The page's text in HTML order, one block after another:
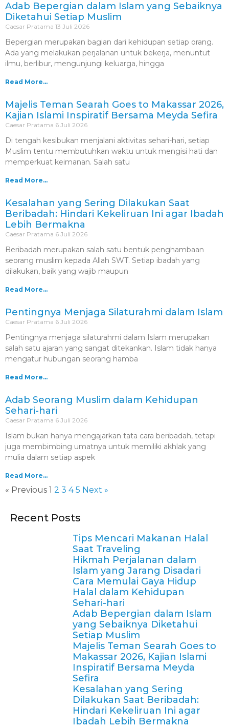
Adab Bepergian dalam Islam yang Sebaiknya
Diketahui Setiap Muslim
Caesar Pratama 13 Juli 2026
Bepergian merupakan bagian dari kehidupan setiap orang.
Ada yang melakukan perjalanan untuk bekerja, menuntut
ilmu, berlibur, mengunjungi keluarga, hingga
Read More...
Majelis Teman Searah Goes to Makassar 2026,
Kajian Islami Inspiratif Bersama Meyda Sefira
Caesar Pratama 6 Juli 2026
Di tengah kesibukan menjalani aktivitas sehari-hari, setiap
Muslim tentu membutuhkan waktu untuk mengisi hati dan
memperkuat keimanan. Salah satu
Read More...
Kesalahan yang Sering Dilakukan Saat
Beribadah: Hindari Kekeliruan Ini agar Ibadah
Lebih Bermakna
Caesar Pratama 6 Juli 2026
Beribadah merupakan salah satu bentuk penghambaan
seorang muslim kepada Allah SWT. Setiap ibadah yang
dilakukan, baik yang wajib maupun
Read More...
Pentingnya Menjaga Silaturahmi dalam Islam
Caesar Pratama 6 Juli 2026
Pentingnya menjaga silaturahmi dalam Islam merupakan
salah satu ajaran yang sangat ditekankan. Islam tidak hanya
mengatur hubungan seorang hamba
Read More...
Adab Seorang Muslim dalam Kehidupan
Sehari-hari
Caesar Pratama 6 Juli 2026
Islam bukan hanya mengajarkan tata cara beribadah, tetapi
juga membimbing umatnya untuk memiliki akhlak yang
mulia dalam setiap aspek
Read More...
« Previous 1 2 3 4 5 Next »
Recent Posts
Tips Mencari Makanan Halal
Saat Traveling
Hikmah Perjalanan dalam
Islam yang Jarang Disadari
Cara Memulai Gaya Hidup
Halal dalam Kehidupan
Sehari-hari
Adab Bepergian dalam Islam
yang Sebaiknya Diketahui
Setiap Muslim
Majelis Teman Searah Goes to
Makassar 2026, Kajian Islami
Inspiratif Bersama Meyda
Sefira
Kesalahan yang Sering
Dilakukan Saat Beribadah:
Hindari Kekeliruan Ini agar
Ibadah Lebih Bermakna